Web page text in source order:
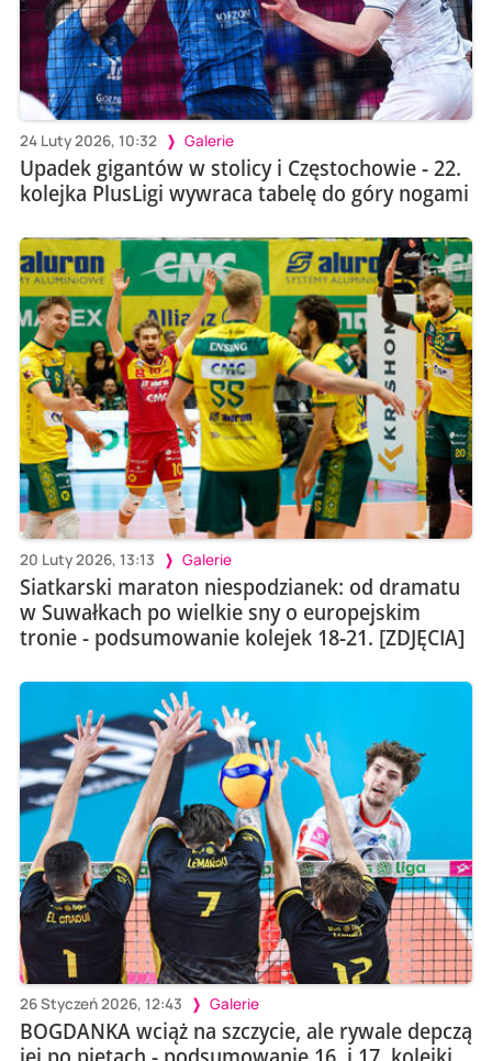
24 Luty 2026, 10:32 Galerie
Upadek gigantów w stolicy i Częstochowie - 22.
kolejka PlusLigi wywraca tabelę do góry nogami
20 Luty 2026, 13:13 Galerie
Siatkarski maraton niespodzianek: od dramatu
w Suwałkach po wielkie sny o europejskim
tronie - podsumowanie kolejek 18-21. [ZDJĘCIA]
26 Styczeń 2026, 12:43 Galerie
BOGDANKA wciąż na szczycie, ale rywale depczą